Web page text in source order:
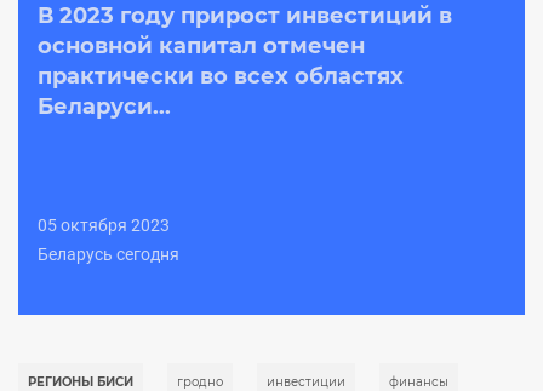
В 2023 году прирост инвестиций в
основной капитал отмечен
практически во всех областях
Беларуси...
05 октября 2023
Беларусь сегодня
РЕГИОНЫ БИСИ гродно инвестиции финансы